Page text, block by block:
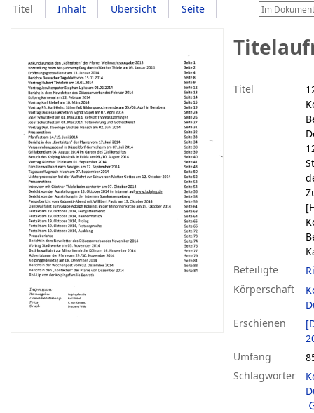
Titel Inhalt Übersicht Seite
Titel
Beteiligte
Körperschaft
Erschienen
Umfang
Schlagwörter